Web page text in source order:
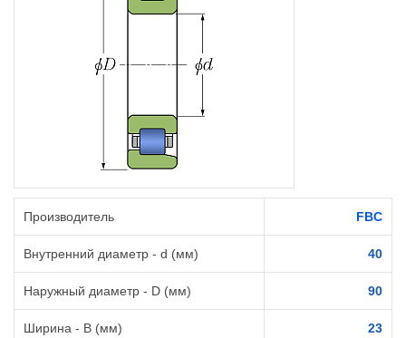
Производитель FBC
Внутренний диаметр - d (мм) 40
Наружный диаметр - D (мм) 90
Ширина - B (мм) 23